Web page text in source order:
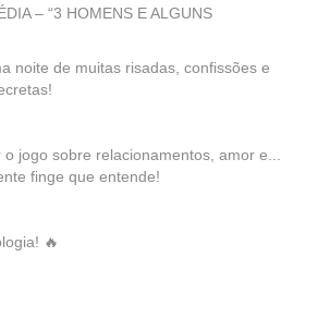
– “3 HOMENS E ALGUNS
noite de muitas risadas, confissões e
jogo sobre relacionamentos, amor e...
finge que entende!
🔥